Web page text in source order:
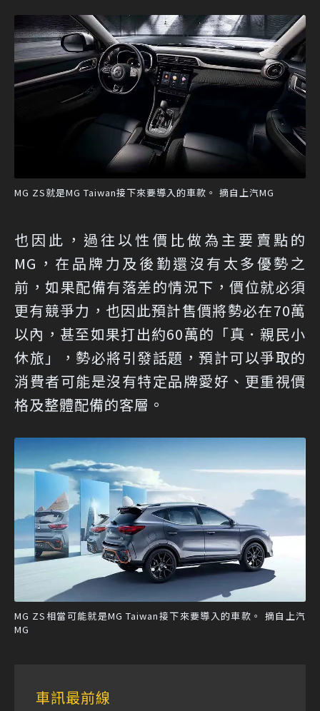
MG ZS就是MG Taiwan接下來要導入的車款。 摘自上汽MG
也因此，過往以性價比做為主要賣點的
MG，在品牌力及後勤還沒有太多優勢之
前，如果配備有落差的情況下，價位就必須
更有競爭力，也因此預計售價將勢必在70萬
以內，甚至如果打出約60萬的「真．親民小
休旅」，勢必將引發話題，預計可以爭取的
消費者可能是沒有特定品牌愛好、更重視價
格及整體配備的客層。
MG ZS相當可能就是MG Taiwan接下來要導入的車款。 摘自上汽
MG
車訊最前線